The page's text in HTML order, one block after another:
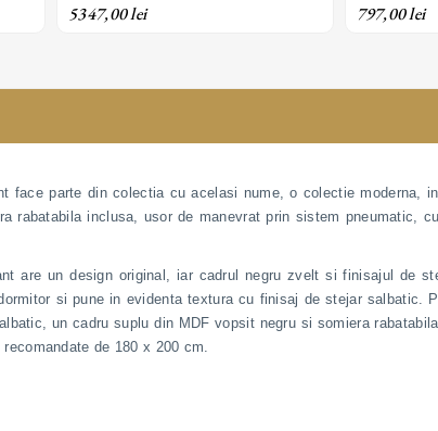
banda LED cu alimentare la priza
5347,00 lei 797,00 lei
face parte din colectia cu acelasi nume, o colectie
inclusa, usor de manevrat prin sistem pneumatic,
are un design original, iar cadrul negru zvelt si finisajul de
si pune in evidenta textura cu finisaj de stejar salbatic.
un cadru suplu din MDF vopsit negru si somiera
de 180 x 200 cm.